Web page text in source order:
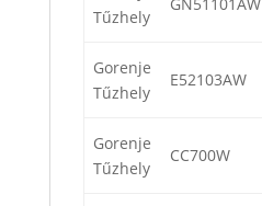
Tűzhely
Gorenje
Tűzhely
E52103AW
Gorenje
Tűzhely
CC700W